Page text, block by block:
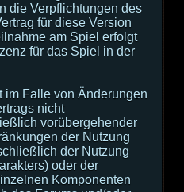
die Verpflichtungen des
für diese Version
am Spiel erfolgt
für das Spiel in der
im Falle von Änderungen
nicht
vorübergehender
der Nutzung
der Nutzung
oder der
Komponenten